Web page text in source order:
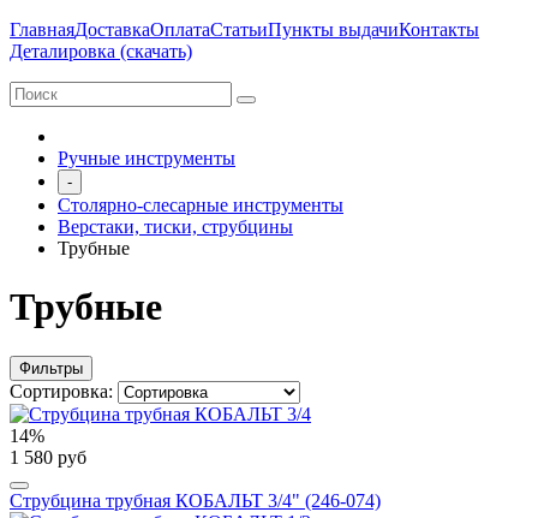
ГлавнаяДоставкаОплатаСтатьиПункты выдачиКонтакты
Деталировка (скачать)
Ручные инструменты
-
Столярно-слесарные инструменты
Верстаки, тиски, струбцины
Трубные
Трубные
Фильтры
Сортировка:
14%
1 580 руб
Струбцина трубная КОБАЛЬТ 3/4" (246-074)